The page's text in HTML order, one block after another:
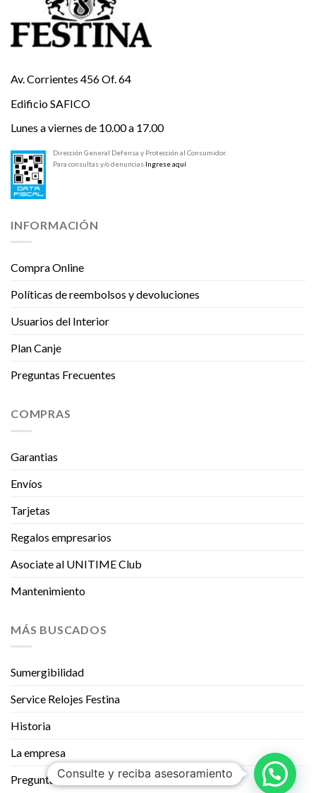
Av. Corrientes 456 Of. 64
Edificio SAFICO
Lunes a viernes de 10.00 a 17.00
Dirección General Defensa y Protección al Consumidor.
Para consultas y/o denuncias Ingrese aquí
INFORMACIÓN
Compra Online
Políticas de reembolsos y devoluciones
Usuarios del Interior
Plan Canje
Preguntas Frecuentes
COMPRAS
Garantias
Envíos
Tarjetas
Regalos empresarios
Asociate al UNITIME Club
Mantenimiento
MÁS BUSCADOS
Sumergibilidad
Service Relojes Festina
Historia
La empresa
Preguntas Frecuentes
Consulte y reciba asesoramiento